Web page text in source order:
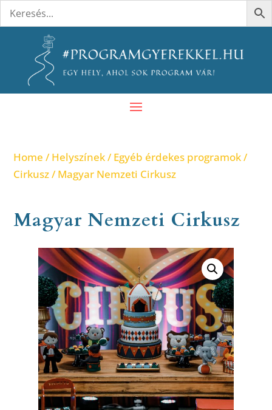
Home /Helyszínek/Egyéb érdekes programok/
Cirkusz/ Magyar Nemzeti Cirkusz
Magyar Nemzeti Cirkusz